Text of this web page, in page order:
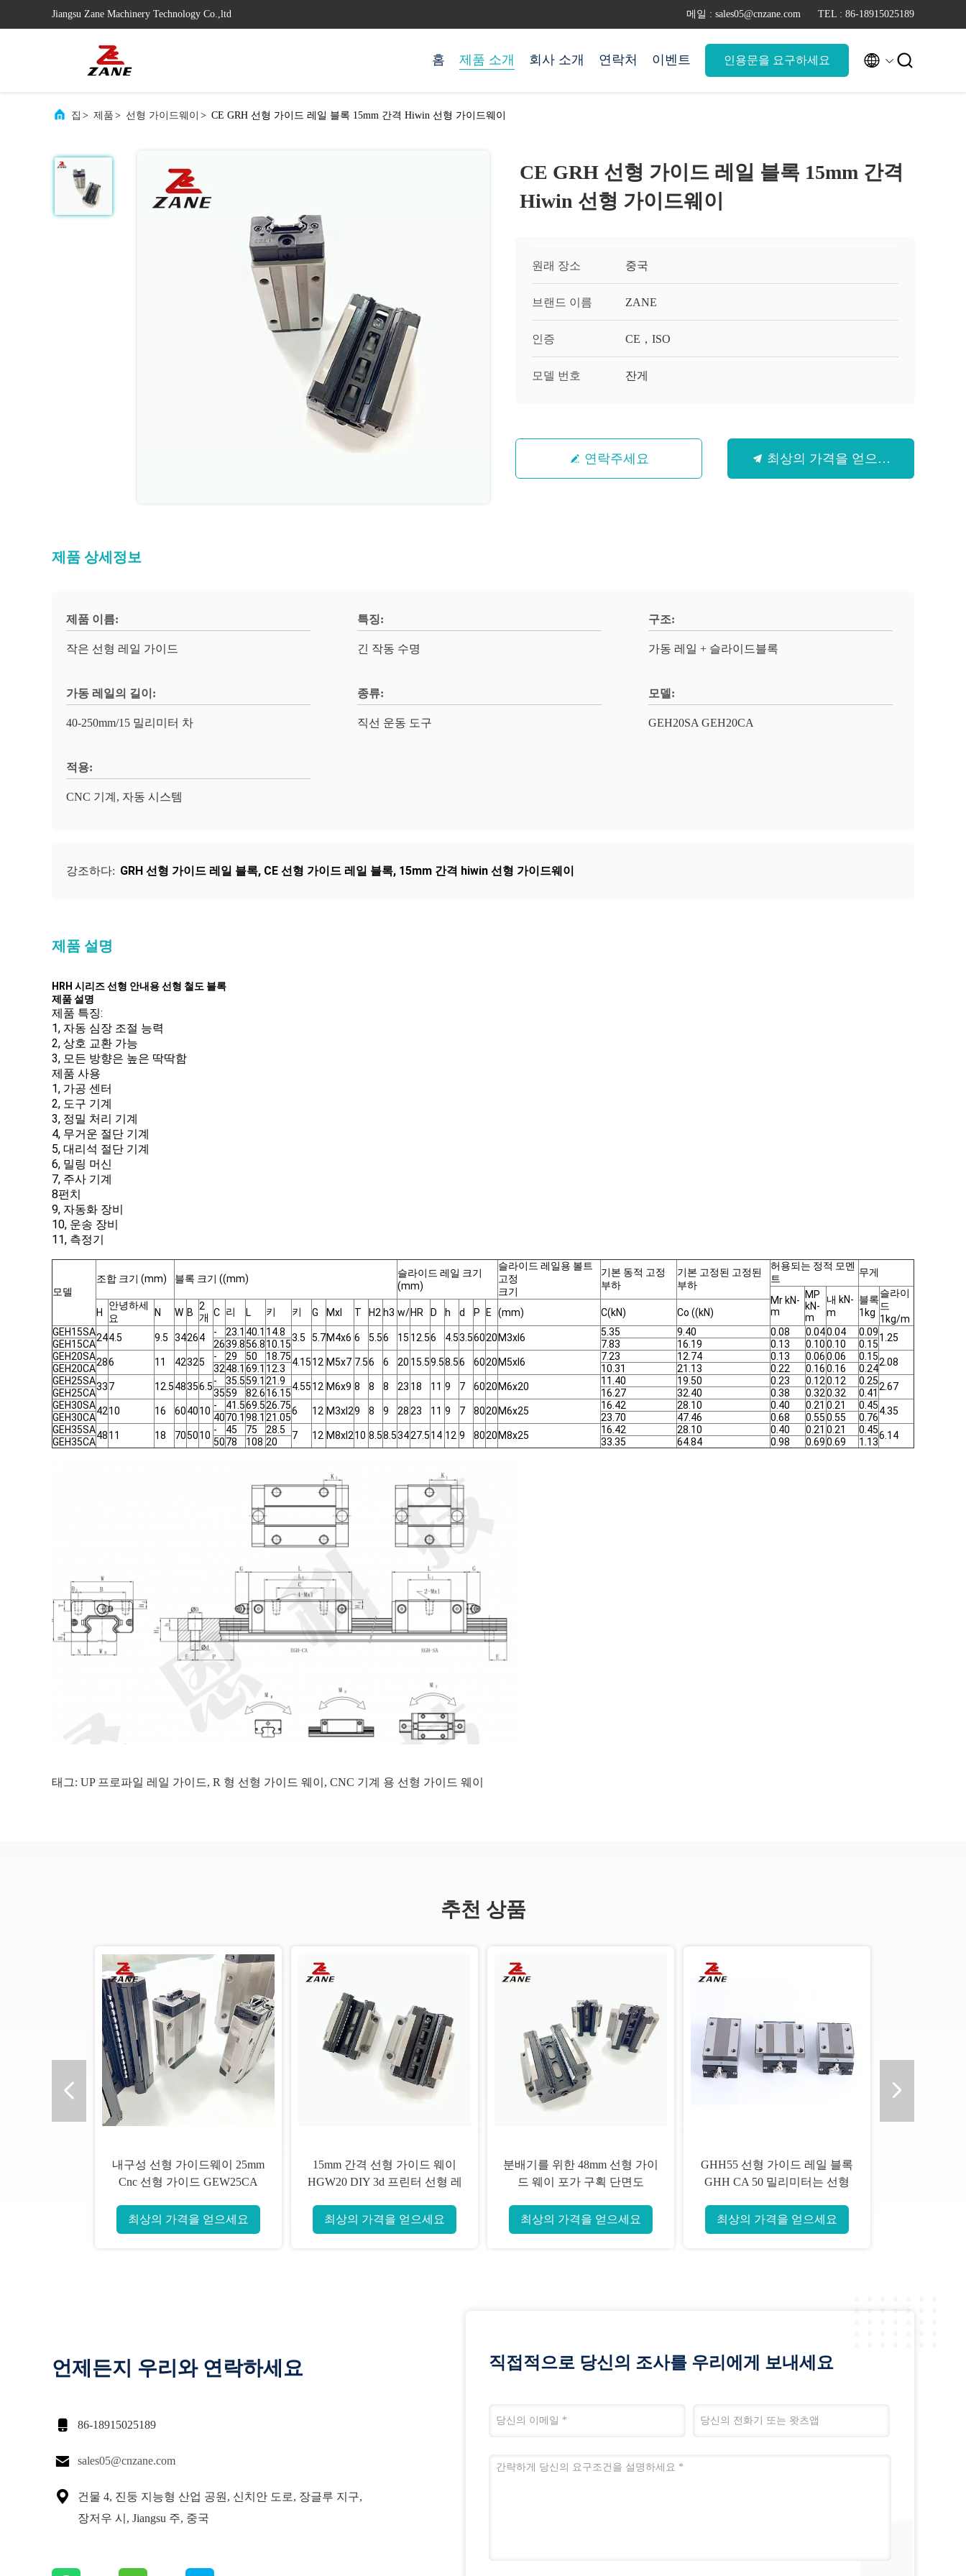
Jiangsu Zane Machinery Technology Co.,ltd 메일 : sales05@cnzane.com TEL : 86-18915025189
홈 제품 소개 회사 소개 연락처 이벤트 인용문을 요구하세요  
집 > 제품 > 선형 가이드웨이 > CE GRH 선형 가이드 레일 블록 15mm 간격 Hiwin 선형 가이드웨이
CE GRH 선형 가이드 레일 블록 15mm 간격
Hiwin 선형 가이드웨이
원래 장소 중국
브랜드 이름 ZANE
인증 CE，ISO
모델 번호 잔게
연락주세요 최상의 가격을 얻으세요
제품 상세정보
제품 이름:
작은 선형 레일 가이드
특징:
긴 작동 수명
구조:
가동 레일 + 슬라이드블록
가동 레일의 길이:
40-250mm/15 밀리미터 차
종류:
직선 운동 도구
모델:
GEH20SA GEH20CA
적용:
CNC 기계, 자동 시스템
강조하다: GRH 선형 가이드 레일 블록, CE 선형 가이드 레일 블록, 15mm 간격 hiwin 선형 가이드웨이
제품 설명
HRH 시리즈 선형 안내용 선형 철도 블록
제품 설명
제품 특징:
1, 자동 심장 조절 능력
2, 상호 교환 가능
3, 모든 방향은 높은 딱딱함
제품 사용
1, 가공 센터
2, 도구 기계
3, 정밀 처리 기계
4, 무거운 절단 기계
5, 대리석 절단 기계
6, 밀링 머신
7, 주사 기계
8펀치
9, 자동화 장비
10, 운송 장비
11, 측정기
모델
조합 크기 (mm) 블록 크기 ((mm)
슬라이드 레일 크기
(mm)
슬라이드 레일용 볼트
고정
크기
기본 동적 고정
부하
기본 고정된 고정된
부하
허용되는 정적 모멘
트
무게
Mr kN-
m
MP
kN-
m
내 kN-
m
블록
1kg
슬라이
드
1kg/m
H
안녕하세
요
N W B
2
개 C 리 L 키 키 G Mxl T H2 h3 w/HR D h d P E (mm) C(kN)
Co ((kN)
GEH15SA244.5 9.5 34264 - 23.1 40.1 14.8 3.5 5.7M4x6 6 5.56 15 12.56 4.53.56020 M3xl6 5.35 9.40 0.08 0.040.04 0.091.25
GEH15CA 2639.856.810.15 7.83 16.19 0.13 0.100.10
0.15
GEH20SA286 11 42325 - 29 50 18.754.1512 M5x7 7.56 6 20 15.59.58.56 6020 M5xl6 7.23 12.74 0.13 0.060.06 0.152.08
GEH20CA 3248.1 69.1 12.3 10.31 21.13 0.22 0.160.16
0.24
GEH25SA337 12.548356.5- 35.559.1 21.9 4.5512 M6x9 8 8 8 23 18 11 9 7 6020 M6x20 11.40 19.50 0.23 0.120.12 0.252.67
GEH25CA 3559 82.616.15 16.27 32.40 0.38 0.320.32
0.41
GEH30SA4210 16 604010 - 41.569.526.756 12 M3xl29 8 9 28 23 11 9 7 8020 M6x25 16.42 28.10 0.40 0.21 0.21 0.454.35
GEH30CA 4070.1 98.1 21.05 23.70 47.46 0.68 0.550.55
0.76
GEH35SA4811 18 705010 - 45 75 28.5 7 12 M8xl210 8.58.53427.514 12 9 8020 M8x25 16.42 28.10 0.40 0.21 0.21 0.456.14
GEH35CA 5078 108 20 33.35 64.84 0.98 0.690.69 1.13
태그: UP 프로파일 레일 가이드, R 형 선형 가이드 웨이 , CNC 기계 용 선형 가이드 웨이
추천 상품
내구성 선형 가이드웨이 25mm
Cnc 선형 가이드 GEW25CA
최상의 가격을 얻으세요
15mm 간격 선형 가이드 웨이
HGW20 DIY 3d 프린터 선형 레
최상의 가격을 얻으세요
분배기를 위한 48mm 선형 가이
드 웨이 포가 구획 단면도
최상의 가격을 얻으세요
GHH55 선형 가이드 레일 블록
GHH CA 50 밀리미터는 선형
니다
최상의 가격을 얻으세요
언제든지 우리와 연락하세요
 86-18915025189
 sales05@cnzane.com

건물 4, 진둥 지능형 산업 공원, 신치안 도로, 장글루 지구,
장저우 시, Jiangsu 주, 중국
직접적으로 당신의 조사를 우리에게 보내세요